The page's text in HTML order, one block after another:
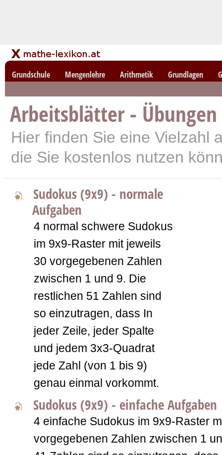
Grundschule Mengenlehre Arithmetik Grundlagen
Arbeitsblätter -
Hier finden Sie eine Vielzahl
die Sie kostenlos nutzen
Sudokus (9x9) - normale
Aufgaben
4 normal schwere Sudokus
im 9x9-Raster mit jeweils
30 vorgegebenen Zahlen
zwischen 1 und 9. Die
restlichen 51 Zahlen sind
so einzutragen, dass In
jeder Zeile, jeder Spalte
und jedem 3x3-Quadrat
jede Zahl (von 1 bis 9)
genau einmal vorkommt.
Sudokus (9x9) - einfache Aufgaben
4 einfache Sudokus im 9x9-Raster
vorgegebenen Zahlen zwischen 1